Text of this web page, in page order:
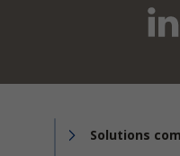
Solutions